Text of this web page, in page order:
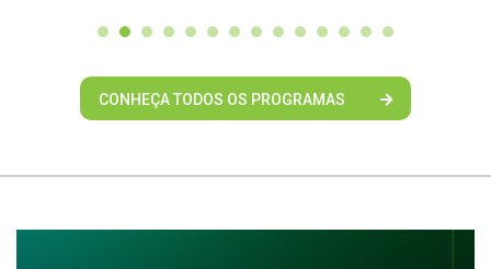
CONHEÇA TODOS OS PROGRAMAS